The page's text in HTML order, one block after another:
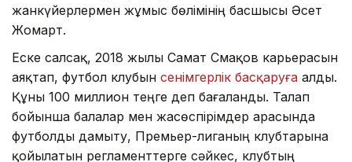
жанкүйерлермен жұмыс бөлімінің басшысы Әсет
Жомарт.
Еске салсақ, 2018 жылы Самат Смақов карьерасын
аяқтап, футбол клубын сенімгерлік басқаруға алды.
Құны 100 миллион теңге деп бағаланды. Талап
бойынша балалар мен жасөспірімдер арасында
футболды дамыту, Премьер-лиганың клубтарына
қойылатын регламенттерге сәйкес, клубтың